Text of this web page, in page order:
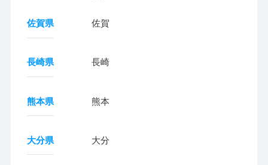
佐賀県 佐賀
長崎県 長崎
熊本県 熊本
大分県 大分